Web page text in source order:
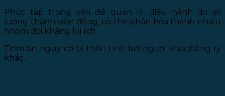
Phức tạp trong vấn đề quản lý, điều hành do số
lượng thành viên đông, có thể phân hóa thành nhiều
nhóm đối kháng lợi ích.
Tiềm ẩn nguy cơ bị thôn tính bởi người khác/công ty
khác.